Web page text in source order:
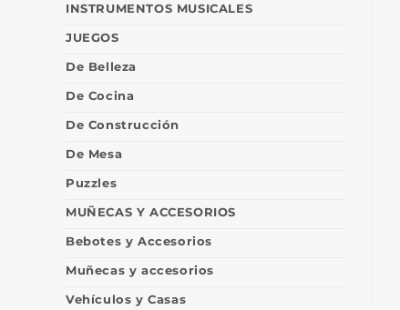
INSTRUMENTOS MUSICALES
JUEGOS
De Belleza
De Cocina
De Construcción
De Mesa
Puzzles
MUÑECAS Y ACCESORIOS
Bebotes y Accesorios
Muñecas y accesorios
Vehículos y Casas